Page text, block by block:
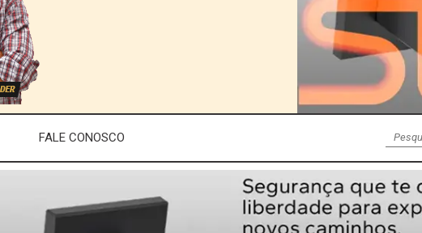
FALE CONOSCO